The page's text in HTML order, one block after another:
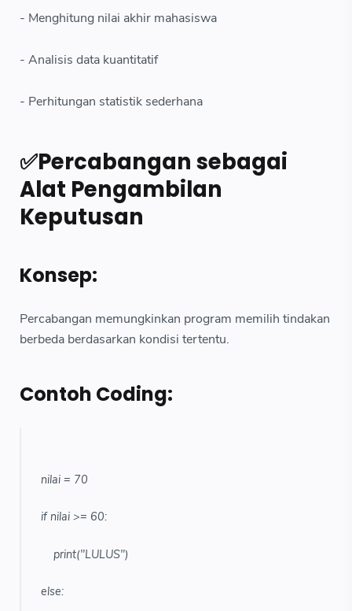
- Menghitung nilai akhir mahasiswa
- Analisis data kuantitatif
- Perhitungan statistik sederhana
✅Percabangan sebagai
Alat Pengambilan
Keputusan
Konsep:
Percabangan memungkinkan program memilih tindakan
berbeda berdasarkan kondisi tertentu.
Contoh Coding:
nilai = 70
if nilai >= 60:
print("LULUS")
else: